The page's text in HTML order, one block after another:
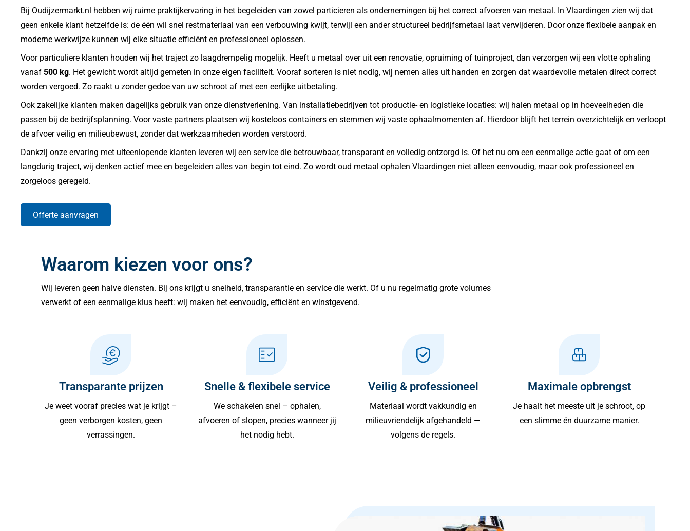
Bij Oudijzermarkt.nl hebben wij ruime praktijkervaring in het begeleiden van zowel particieren als ondernemingen bij het correct afvoeren van metaal. In Vlaardingen zien wij dat
geen enkele klant hetzelfde is: de één wil snel restmateriaal van een verbouwing kwijt, terwijl een ander structureel bedrijfsmetaal laat verwijderen. Door onze flexibele aanpak en
moderne werkwijze kunnen wij elke situatie efficiënt en professioneel oplossen.
Voor particuliere klanten houden wij het traject zo laagdrempelig mogelijk. Heeft u metaal over uit een renovatie, opruiming of tuinproject, dan verzorgen wij een vlotte ophaling
vanaf 500 kg. Het gewicht wordt altijd gemeten in onze eigen faciliteit. Vooraf sorteren is niet nodig, wij nemen alles uit handen en zorgen dat waardevolle metalen direct correct
worden vergoed. Zo raakt u zonder gedoe van uw schroot af met een eerlijke uitbetaling.
Ook zakelijke klanten maken dagelijks gebruik van onze dienstverlening. Van installatiebedrijven tot productie- en logistieke locaties: wij halen metaal op in hoeveelheden die
passen bij de bedrijfsplanning. Voor vaste partners plaatsen wij kosteloos containers en stemmen wij vaste ophaalmomenten af. Hierdoor blijft het terrein overzichtelijk en verloopt
de afvoer veilig en milieubewust, zonder dat werkzaamheden worden verstoord.
Dankzij onze ervaring met uiteenlopende klanten leveren wij een service die betrouwbaar, transparant en volledig ontzorgd is. Of het nu om een eenmalige actie gaat of om een
langdurig traject, wij denken actief mee en begeleiden alles van begin tot eind. Zo wordt oud metaal ophalen Vlaardingen niet alleen eenvoudig, maar ook professioneel en
zorgeloos geregeld.
Offerte aanvragen
Waarom kiezen voor ons?
Wij leveren geen halve diensten. Bij ons krijgt u snelheid, transparantie en service die werkt. Of u nu regelmatig grote volumes
verwerkt of een eenmalige klus heeft: wij maken het eenvoudig, efficiënt en winstgevend.
Transparante prijzen
Je weet vooraf precies wat je krijgt –
geen verborgen kosten, geen
verrassingen.
Snelle & flexibele service
We schakelen snel – ophalen,
afvoeren of slopen, precies wanneer jij
het nodig hebt.
Veilig & professioneel
Materiaal wordt vakkundig en
milieuvriendelijk afgehandeld —
volgens de regels.
Maximale opbrengst
Je haalt het meeste uit je schroot, op
een slimme én duurzame manier.